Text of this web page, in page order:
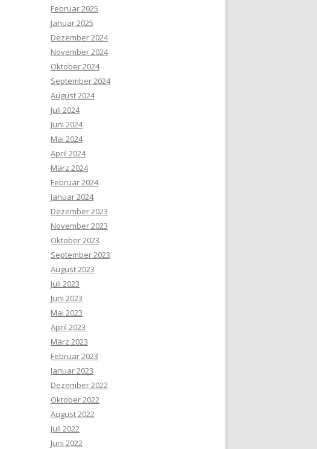
Februar 2025
Januar 2025
Dezember 2024
November 2024
Oktober 2024
September 2024
August 2024
Juli 2024
Juni 2024
Mai 2024
April 2024
März 2024
Februar 2024
Januar 2024
Dezember 2023
November 2023
Oktober 2023
September 2023
August 2023
Juli 2023
Juni 2023
Mai 2023
April 2023
März 2023
Februar 2023
Januar 2023
Dezember 2022
Oktober 2022
August 2022
Juli 2022
Juni 2022